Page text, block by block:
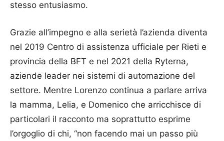
stesso entusiasmo.
Grazie all’impegno e alla serietà l’azienda diventa
nel 2019 Centro di assistenza ufficiale per Rieti e
provincia della BFT e nel 2021 della Ryterna,
aziende leader nei sistemi di automazione del
settore. Mentre Lorenzo continua a parlare arriva
la mamma, Lelia, e Domenico che arricchisce di
particolari il racconto ma soprattutto esprime
l’orgoglio di chi, “non facendo mai un passo più